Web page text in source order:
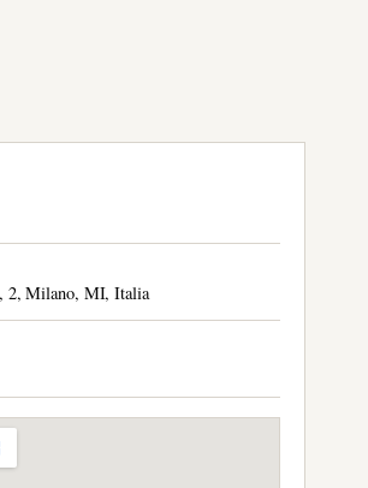
2, Milano, MI, Italia